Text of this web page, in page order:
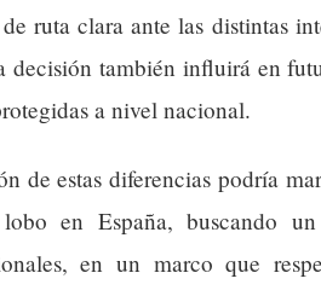
ruta clara ante las distintas
decisión también influirá en
a nivel nacional.
de estas diferencias podría
en España, buscando
en un marco que